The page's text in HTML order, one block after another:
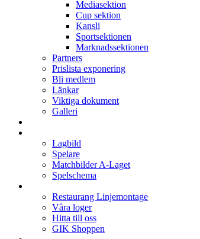
Mediasektion
Cup sektion
Kansli
Sportsektionen
Marknadssektionen
Partners
Prislista exponering
Bli medlem
Länkar
Viktiga dokument
Galleri
Lagbild
Spelare
Matchbilder A-Laget
Spelschema
Restaurang Linjemontage
Våra loger
Hitta till oss
GIK Shoppen